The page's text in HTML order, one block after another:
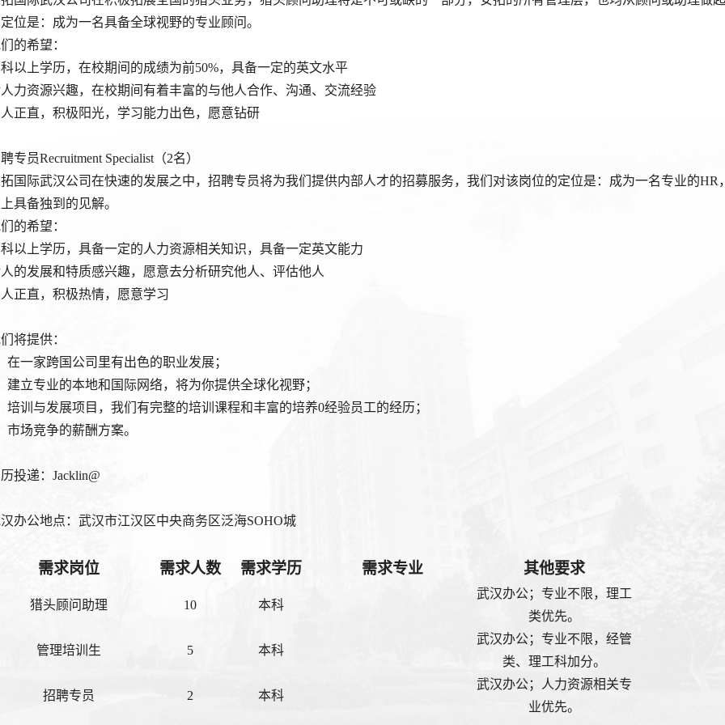
位是：成为一名具备全球视野的专业顾问。
的希望：
以上学历，在校期间的成绩为前50%，具备一定的英文水平
力资源兴趣，在校期间有着丰富的与他人合作、沟通、交流经验
正直，积极阳光，学习能力出色，愿意钻研
专员Recruitment Specialist（2名）
国际武汉公司在快速的发展之中，招聘专员将为我们提供内部人才的招募服务，我们对该岗位的定位是：成为一名专业的HR
具备独到的见解。
的希望：
以上学历，具备一定的人力资源相关知识，具备一定英文能力
的发展和特质感兴趣，愿意去分析研究他人、评估他人
正直，积极热情，愿意学习
将提供：
在一家跨国公司里有出色的职业发展；
建立专业的本地和国际网络，将为你提供全球化视野；
培训与发展项目，我们有完整的培训课程和丰富的培养0经验员工的经历；
市场竞争的薪酬方案。
投递：Jacklin@
办公地点：武汉市江汉区中央商务区泛海SOHO城
需求岗位 需求人数 需求学历 需求专业 其他要求
猎头顾问助理 10 本科
武汉办公；专业不限，理工
类优先。
管理培训生 5 本科
武汉办公；专业不限，经管
类、理工科加分。
招聘专员 2 本科
武汉办公；人力资源相关专
业优先。